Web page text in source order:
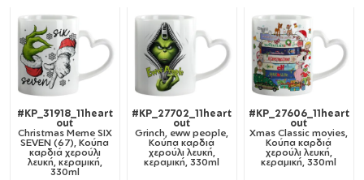
#KP_31918_11heart
out
Christmas Meme SIX
SEVEN (67), Κούπα
καρδιά χερούλι
λευκή, κεραμική,
330ml
#KP_27702_11heart
out
Grinch, eww people,
Κούπα καρδιά
χερούλι λευκή,
κεραμική, 330ml
#KP_27606_11heart
out
Xmas Classic movies,
Κούπα καρδιά
χερούλι λευκή,
κεραμική, 330ml